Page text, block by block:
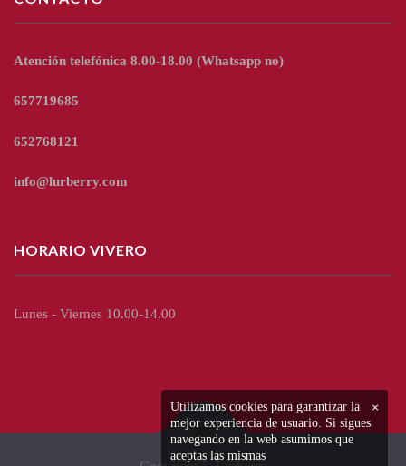
Atención telefónica 8.00-18.00 (Whatsapp no)
657719685
652768121
info@lurberry.com
HORARIO VIVERO
Lunes - Viernes 10.00-14.00
×
Utilizamos cookies para garantizar la
mejor experiencia de usuario. Si sigues
navegando en la web asumimos que
aceptas las mismas